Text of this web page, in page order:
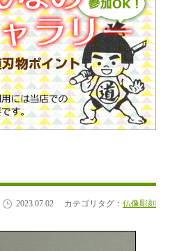
2023.07.02 カテゴリタグ： 仏像彫刻